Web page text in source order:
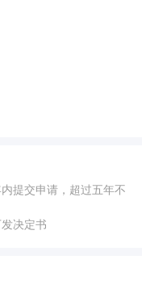
提交申请，超过五年不
决定书